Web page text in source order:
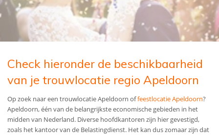
Check hieronder de beschikbaarheid
van je trouwlocatie regio Apeldoorn
Op zoek naar een trouwlocatie Apeldoorn offeestlocatie Apeldoorn?
Apeldoorn, één van de belangrijkste economische gebieden in het
midden van Nederland. Diverse hoofdkantoren zijn hier gevestigd,
zoals het kantoor van de Belastingdienst. Het kan dus zomaar zijn dat